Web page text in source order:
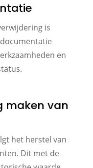
is
en
maken van
het herstel van
Dit met de